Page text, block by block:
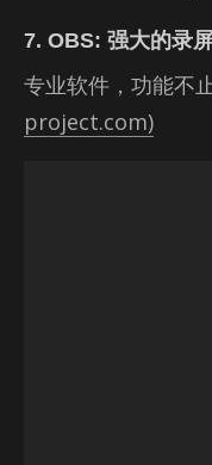
7. OBS: 强大的录
专业软件，功能不
project.com)